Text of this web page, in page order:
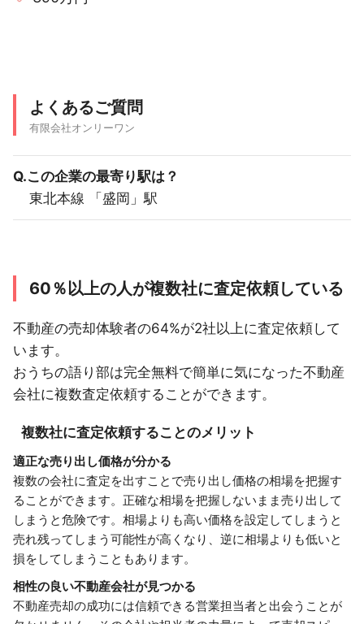
よくあるご質問
有限会社オンリーワン
Q.この企業の最寄り駅は？
東北本線 「盛岡」駅
60％以上の人が複数社に査定依頼している
不動産の売却体験者の64%が2社以上に査定依頼して
います。
おうちの語り部は完全無料で簡単に気になった不動産
会社に複数査定依頼することができます。
複数社に査定依頼することのメリット
適正な売り出し価格が分かる
複数の会社に査定を出すことで売り出し価格の相場を把握す
ることができます。正確な相場を把握しないまま売り出して
しまうと危険です。相場よりも高い価格を設定してしまうと
売れ残ってしまう可能性が高くなり、逆に相場よりも低いと
損をしてしまうこともあります。
相性の良い不動産会社が見つかる
不動産売却の成功には信頼できる営業担当者と出会うことが